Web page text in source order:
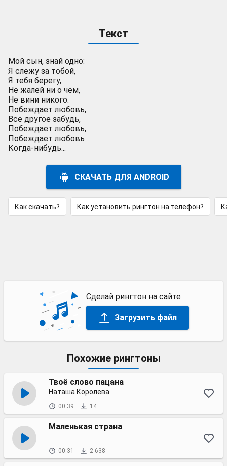
Текст
Мой сын, знай одно:
Я слежу за тобой,
Я тебя берегу,
Не жалей ни о чём,
Не вини никого.
Побеждает любовь,
Всё другое забудь,
Побеждает любовь,
Побеждает любовь
Когда-нибудь...
СКАЧАТЬ ДЛЯ ANDROID
Как скачать? Как установить рингтон на телефон?
Сделай рингтон на сайте
Загрузить файл
Похожие рингтоны
Твоё слово пацана
Наташа Королева
00:39 14
Маленькая страна
00:31 2 638